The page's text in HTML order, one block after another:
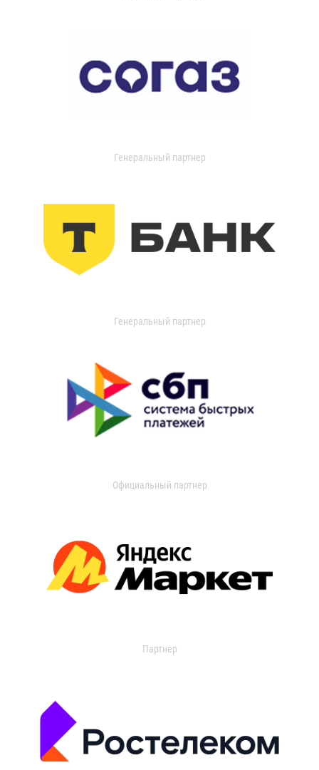
Генеральный партнер
Генеральный партнер
Официальный партнер
Партнер